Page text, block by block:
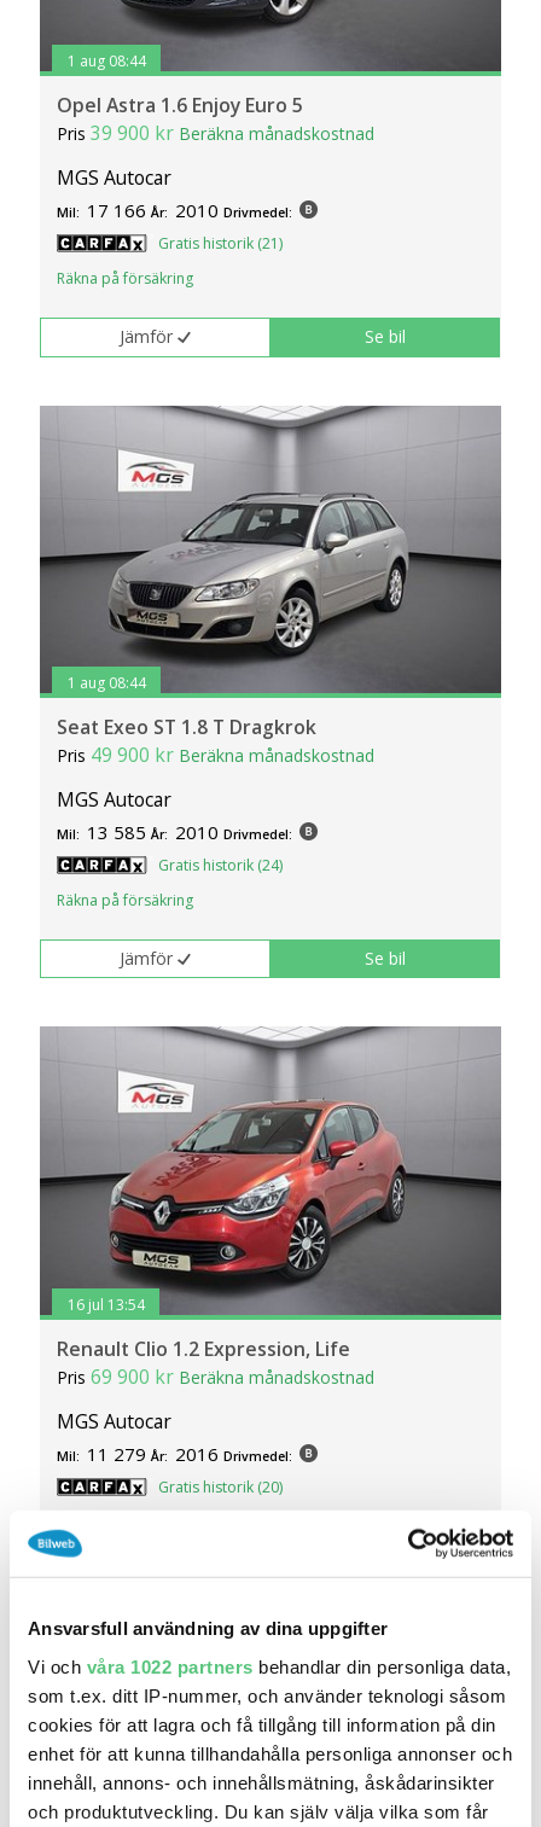
Ansvarsfull användning av dina uppgifter
Vi och våra 1022 partners behandlar din personliga data,
som t.ex. ditt IP-nummer, och använder teknologi såsom
cookies för att lagra och få tillgång till information på din
enhet för att kunna tillhandahålla personliga annonser och
innehåll, annons- och innehållsmätning, åskådarinsikter
och produktutveckling. Du kan själv välja vilka som får
1 aug 08:44
Opel Astra 1.6 Enjoy Euro 5
Pris39 900 kr Beräkna månadskostnad
MGS Autocar
Mil: 17 166 År: 2010 Drivmedel:
Gratis historik (21)
Räkna på försäkring
Jämför Se bil
1 aug 08:44
Seat Exeo ST 1.8 T Dragkrok
Pris 49 900 kr Beräkna månadskostnad
MGS Autocar
Mil: 13 585 År: 2010 Drivmedel:
Gratis historik (24)
Räkna på försäkring
Jämför Se bil
16 jul 13:54
Renault Clio 1.2 Expression, Life
Pris69 900 kr Beräkna månadskostnad
MGS Autocar
Mil: 11 279 År: 2016 Drivmedel:
Gratis historik (20)
Jämför Se bil